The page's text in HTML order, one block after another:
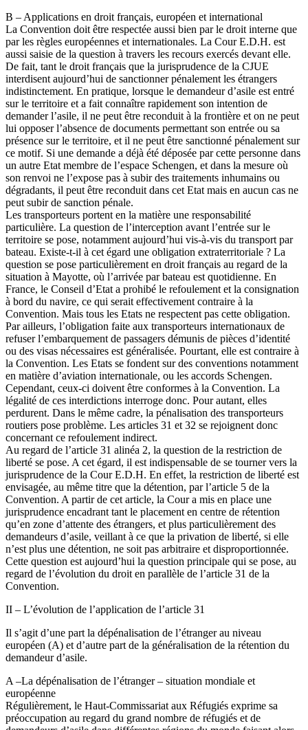
B – Applications en droit français, européen et international
La Convention doit être respectée aussi bien par le droit interne que
par les règles européennes et internationales. La Cour E.D.H. est
aussi saisie de la question à travers les recours exercés devant elle.
De fait, tant le droit français que la jurisprudence de la CJUE
interdisent aujourd’hui de sanctionner pénalement les étrangers
indistinctement. En pratique, lorsque le demandeur d’asile est entré
sur le territoire et a fait connaître rapidement son intention de
demander l’asile, il ne peut être reconduit à la frontière et on ne peut
lui opposer l’absence de documents permettant son entrée ou sa
présence sur le territoire, et il ne peut être sanctionné pénalement sur
ce motif. Si une demande a déjà été déposée par cette personne dans
un autre Etat membre de l’espace Schengen, et dans la mesure où
son renvoi ne l’expose pas à subir des traitements inhumains ou
dégradants, il peut être reconduit dans cet Etat mais en aucun cas ne
peut subir de sanction pénale.
Les transporteurs portent en la matière une responsabilité
particulière. La question de l’interception avant l’entrée sur le
territoire se pose, notamment aujourd’hui vis-à-vis du transport par
bateau. Existe-t-il à cet égard une obligation extraterritoriale ? La
question se pose particulièrement en droit français au regard de la
situation à Mayotte, où l’arrivée par bateau est quotidienne. En
France, le Conseil d’Etat a prohibé le refoulement et la consignation
à bord du navire, ce qui serait effectivement contraire à la
Convention. Mais tous les Etats ne respectent pas cette obligation.
Par ailleurs, l’obligation faite aux transporteurs internationaux de
refuser l’embarquement de passagers démunis de pièces d’identité
ou des visas nécessaires est généralisée. Pourtant, elle est contraire à
la Convention. Les Etats se fondent sur des conventions notamment
en matière d’aviation internationale, ou les accords Schengen.
Cependant, ceux-ci doivent être conformes à la Convention. La
légalité de ces interdictions interroge donc. Pour autant, elles
perdurent. Dans le même cadre, la pénalisation des transporteurs
routiers pose problème. Les articles 31 et 32 se rejoignent donc
concernant ce refoulement indirect.
Au regard de l’article 31 alinéa 2, la question de la restriction de
liberté se pose. A cet égard, il est indispensable de se tourner vers la
jurisprudence de la Cour E.D.H. En effet, la restriction de liberté est
envisagée, au même titre que la détention, par l’article 5 de la
Convention. A partir de cet article, la Cour a mis en place une
jurisprudence encadrant tant le placement en centre de rétention
qu’en zone d’attente des étrangers, et plus particulièrement des
demandeurs d’asile, veillant à ce que la privation de liberté, si elle
n’est plus une détention, ne soit pas arbitraire et disproportionnée.
Cette question est aujourd’hui la question principale qui se pose, au
regard de l’évolution du droit en parallèle de l’article 31 de la
Convention.
II – L’évolution de l’application de l’article 31
Il s’agit d’une part la dépénalisation de l’étranger au niveau
européen (A) et d’autre part de la généralisation de la rétention du
demandeur d’asile.
A –La dépénalisation de l’étranger – situation mondiale et
européenne
Régulièrement, le Haut-Commissariat aux Réfugiés exprime sa
préoccupation au regard du grand nombre de réfugiés et de